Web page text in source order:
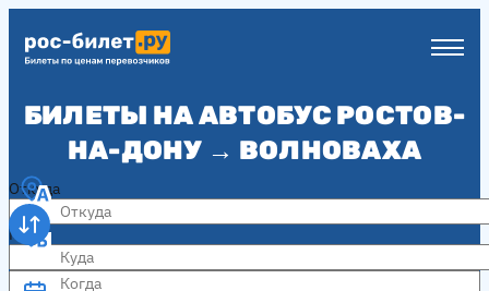
БИЛЕТЫ НА АВТОБУС РОСТОВ-
НА-ДОНУ → ВОЛНОВАХА
Откуда
Куда
Когда